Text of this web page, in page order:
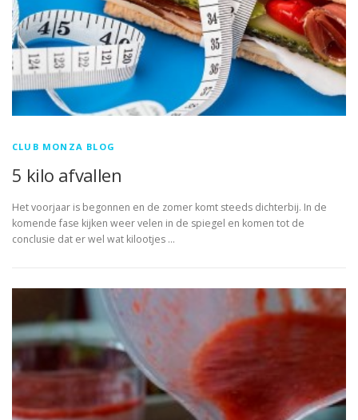
CLUB MONZA BLOG
5 kilo afvallen
Het voorjaar is begonnen en de zomer komt steeds dichterbij. In de
komende fase kijken weer velen in de spiegel en komen tot de
conclusie dat er wel wat kilootjes …